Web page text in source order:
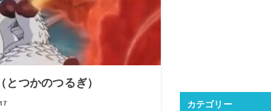
とつかのつるぎ）
カテゴリー